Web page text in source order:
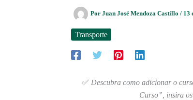
Por Juan José Mendoza Castillo / 13
Transporte
✅ Descubra como adicionar o
Curso”, insira